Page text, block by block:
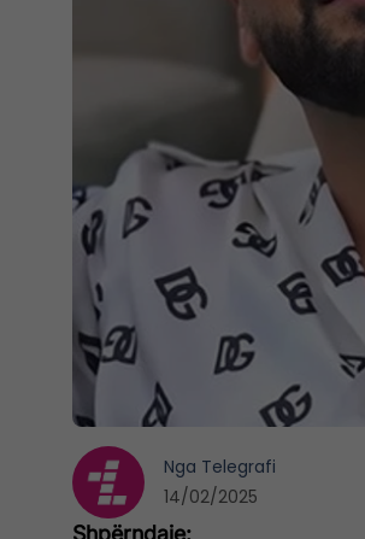
Nga Telegrafi
14/02/2025